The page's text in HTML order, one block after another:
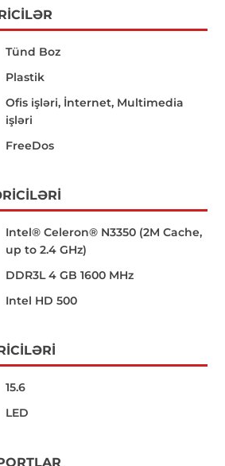
Tünd Boz
Plastik
Ofis işləri, İnternet, Multimedia
işləri
FreeDos
Intel® Celeron® N3350 (2M Cache,
up to 2.4 GHz)
DDR3L 4 GB 1600 MHz
Intel HD 500
15.6
LED